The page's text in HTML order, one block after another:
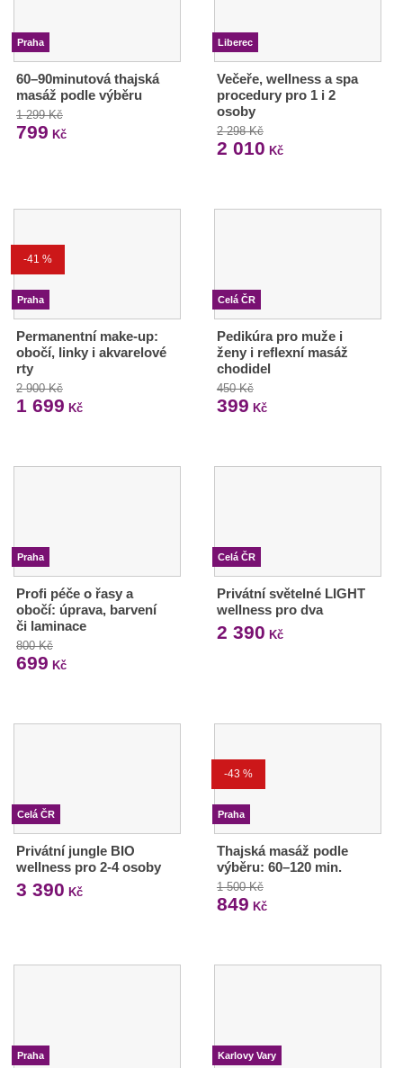
Praha
60–90minutová thajská
masáž podle výběru
1 299 Kč
799 Kč
Liberec
Večeře, wellness a spa
procedury pro 1 i 2
osoby
2 298 Kč
2 010 Kč
-41 %
Praha
Permanentní make-up:
obočí, linky i akvarelové
rty
2 900 Kč
1 699 Kč
Celá ČR
Pedikúra pro muže i
ženy i reflexní masáž
chodidel
450 Kč
399 Kč
Praha
Profi péče o řasy a
obočí: úprava, barvení
či laminace
800 Kč
699 Kč
Celá ČR
Privátní světelné LIGHT
wellness pro dva
2 390 Kč
Celá ČR
Privátní jungle BIO
wellness pro 2-4 osoby
3 390 Kč
-43 %
Praha
Thajská masáž podle
výběru: 60–120 min.
1 500 Kč
849 Kč
Praha Karlovy Vary